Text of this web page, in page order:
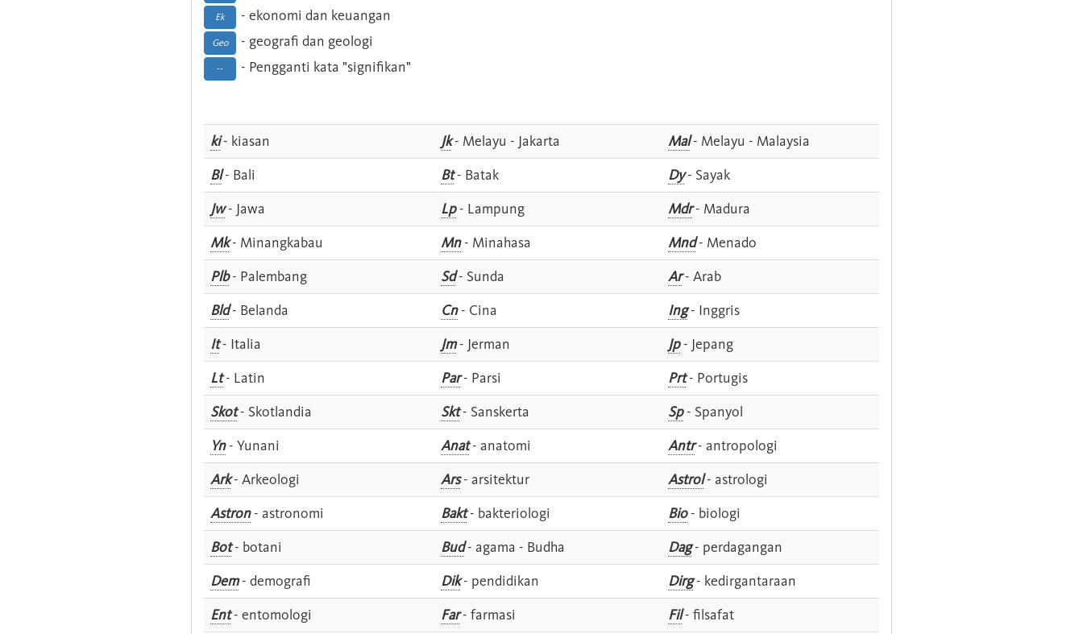
Ek - ekonomi dan keuangan
Geo - geografi dan geologi
-- - Pengganti kata "signifikan"
ki- kiasan Jk- Melayu - Jakarta Mal- Melayu - Malaysia
Bl- Bali Bt- Batak Dy- Sayak
Jw- Jawa Lp- Lampung Mdr- Madura
Mk- Minangkabau Mn- Minahasa Mnd- Menado
Plb- Palembang Sd- Sunda Ar- Arab
Bld- Belanda Cn- Cina Ing- Inggris
It- Italia Jm- Jerman Jp- Jepang
Lt- Latin Par- Parsi Prt- Portugis
Skot- Skotlandia Skt- Sanskerta Sp- Spanyol
Yn- Yunani Anat- anatomi Antr- antropologi
Ark- Arkeologi Ars- arsitektur Astrol- astrologi
Astron- astronomi Bakt- bakteriologi Bio- biologi
Bot- botani Bud- agama - Budha Dag- perdagangan
Dem- demografi Dik- pendidikan Dirg- kedirgantaraan
Ent- entomologi Far- farmasi Fil- filsafat